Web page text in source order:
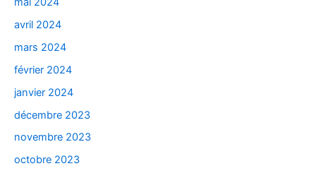
avril 2024
mars 2024
février 2024
janvier 2024
décembre 2023
novembre 2023
octobre 2023